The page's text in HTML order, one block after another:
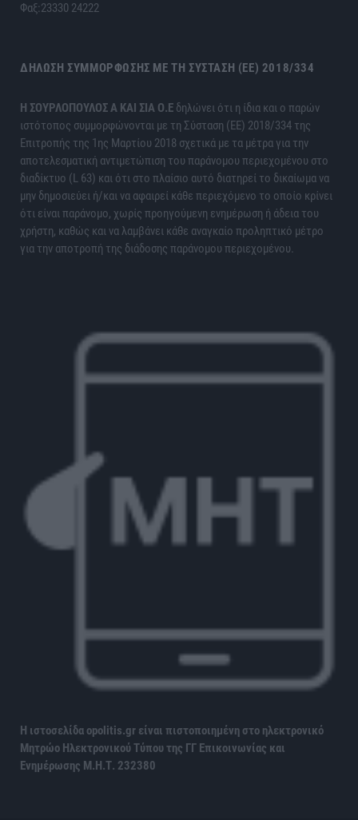
Φαξ:23330 24222
ΔΉΛΩΣΗ ΣΥΜΜΌΡΦΩΣΗΣ ΜΕ ΤΗ ΣΎΣΤΑΣΗ (ΕΕ) 2018/334
H ΣΟΥΡΛΟΠΟΥΛΟΣ Α ΚΑΙ ΣΙΑ Ο.Ε δηλώνει ότι η ίδια και ο παρών
ιστότοπος συμμορφώνονται με τη Σύσταση (ΕΕ) 2018/334 της
Επιτροπής της 1ης Μαρτίου 2018 σχετικά με τα μέτρα για την
αποτελεσματική αντιμετώπιση του παράνομου περιεχομένου στο
διαδίκτυο (L 63) και ότι στο πλαίσιο αυτό διατηρεί το δικαίωμα να
μην δημοσιεύει ή/και να αφαιρεί κάθε περιεχόμενο το οποίο κρίνει
ότι είναι παράνομο, χωρίς προηγούμενη ενημέρωση ή άδεια του
χρήστη, καθώς και να λαμβάνει κάθε αναγκαίο προληπτικό μέτρο
για την αποτροπή της διάδοσης παράνομου περιεχομένου.
Η ιστοσελίδα opolitis.gr είναι πιστοποιημένη στο ηλεκτρονικό
Μητρώο Ηλεκτρονικού Τύπου της ΓΓ Επικοινωνίας και
Ενημέρωσης Μ.Η.Τ. 232380